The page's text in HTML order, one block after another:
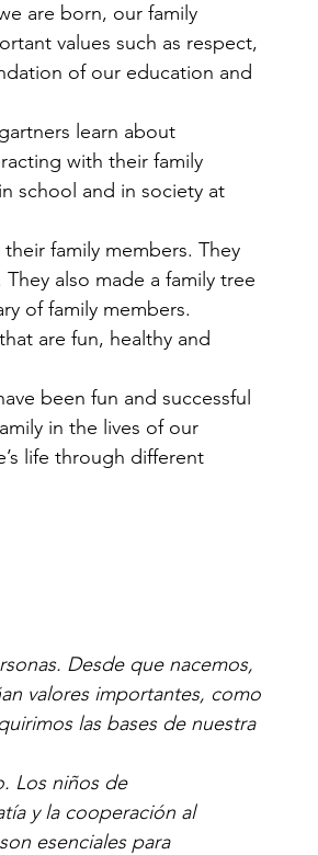
are born, our family
values such as respect,
of our education and
learn about
with their family
school and in society at
family members. They
also made a family tree
of family members.
are fun, healthy and
been fun and successful
in the lives of our
life through different
Desde que nacemos,
valores importantes, como
las bases de nuestra
Los niños de
y la cooperación al
esenciales para